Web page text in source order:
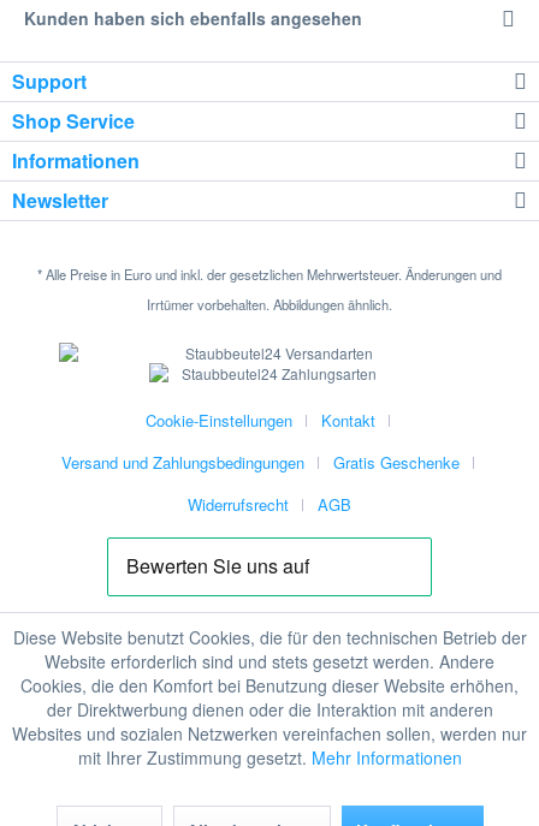
Kunden haben sich ebenfalls angesehen
Support
Shop Service
Informationen
Newsletter
* Alle Preise in Euro und inkl. der gesetzlichen Mehrwertsteuer. Änderungen und
Irrtümer vorbehalten. Abbildungen ähnlich.
Cookie-Einstellungen
Kontakt
Versand und Zahlungsbedingungen
Gratis Geschenke
Widerrufsrecht
AGB
Diese Website benutzt Cookies, die für den technischen Betrieb der
Website erforderlich sind und stets gesetzt werden. Andere
Cookies, die den Komfort bei Benutzung dieser Website erhöhen,
der Direktwerbung dienen oder die Interaktion mit anderen
Websites und sozialen Netzwerken vereinfachen sollen, werden nur
mit Ihrer Zustimmung gesetzt. Mehr Informationen